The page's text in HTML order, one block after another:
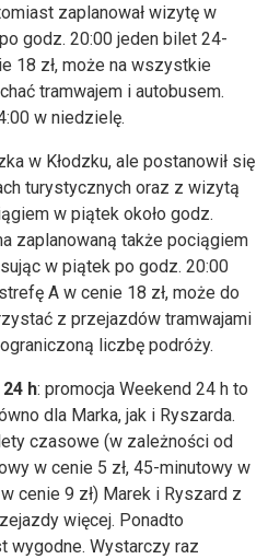
zaplanował wizytę w
godz. 20:00 jeden bilet 24-
18 zł, może na wszystkie
tramwajem i autobusem.
w niedzielę.
w Kłodzku, ale postanowił się
turystycznych oraz z wizytą
w piątek około godz.
zaplanowaną także pociągiem
w piątek po godz. 20:00
A w cenie 18 zł, może do
z przejazdów tramwajami
liczbę podróży.
h: promocja Weekend 24 h to
dla Marka, jak i Ryszarda.
czasowe (w zależności od
w cenie 5 zł, 45-minutowy w
cenie 9 zł) Marek i Ryszard z
więcej. Ponadto
wygodne. Wystarczy raz